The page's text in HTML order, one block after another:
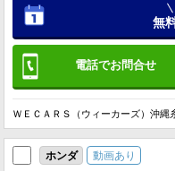
電話でお問合せ
無
ＷＥＣＡＲＳ（ウィーカーズ）沖縄
ホンダ
動画あり